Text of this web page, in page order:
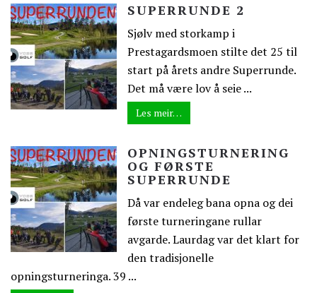
SUPERRUNDE 2
Sjølv med storkamp i
Prestagardsmoen stilte det 25 til
start på årets andre Superrunde.
Det må være lov å seie ...
Les meir…
OPNINGSTURNERING
OG FØRSTE
SUPERRUNDE
Då var endeleg bana opna og dei
første turneringane rullar
avgarde. Laurdag var det klart for
den tradisjonelle
opningsturneringa. 39 ...